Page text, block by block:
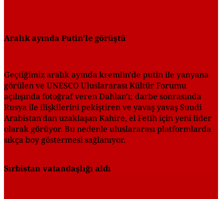
Aralık ayında Putin'le görüştü
Geçtiğimiz aralık ayında kremlin'de putin ile yanyana
görülen ve UNESCO Uluslararası Kültür Forumu
açılışında fotoğraf veren Dahlan'ı; darbe sonrasında
Rusya ile ilişkilerini pekiştiren ve yavaş yavaş Suudi
Arabistan'dan uzaklaşan Kahire, el Fetih için yeni lider
olarak görüyor. Bu nedenle uluslararası platformlarda
sıkça boy göstermesi sağlanıyor.
Sırbistan vatandaşlığı aldı